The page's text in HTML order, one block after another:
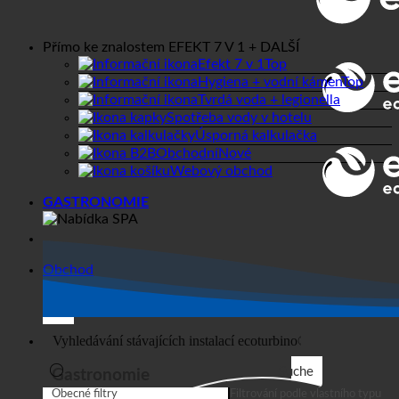
Obchod
Suche
Obecné filtry
Přímo ke znalostem EFEKT 7 V 1 + DALŠÍ
Efekt 7 v 1
Hygiena + vodní kámen
Tvrdá voda + legionella
Spotřeba vody v hotelu
Úsporná kalkulačka
Obchodní
Webový obchod
GASTRONOMIE
Gastronomie